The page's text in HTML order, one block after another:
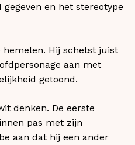
en het stereotype
hemelen. Hij schetst juist
aan met
getoond.
denken. De eerste
pas met zijn
aan dat hij een ander